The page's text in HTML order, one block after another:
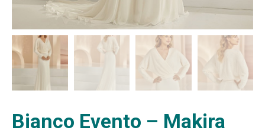
Bianco Evento – Makira